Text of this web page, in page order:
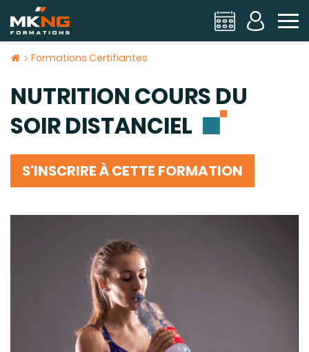
Formations Certifiantes
NUTRITION COURS DU
SOIR DISTANCIEL
S'INSCRIRE À CETTE FORMATION